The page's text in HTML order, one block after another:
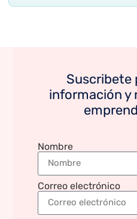
Suscribete
información y
Nombre
Correo electrónico